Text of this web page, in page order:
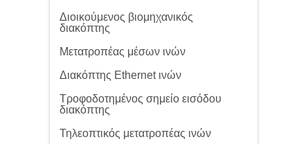
Διοικούμενος βιομηχανικός
διακόπτης
Μετατροπέας μέσων ινών
Διακόπτης Ethernet ινών
Τροφοδοτημένος σημείο εισόδου
διακόπτης
Τηλεοπτικός μετατροπέας ινών